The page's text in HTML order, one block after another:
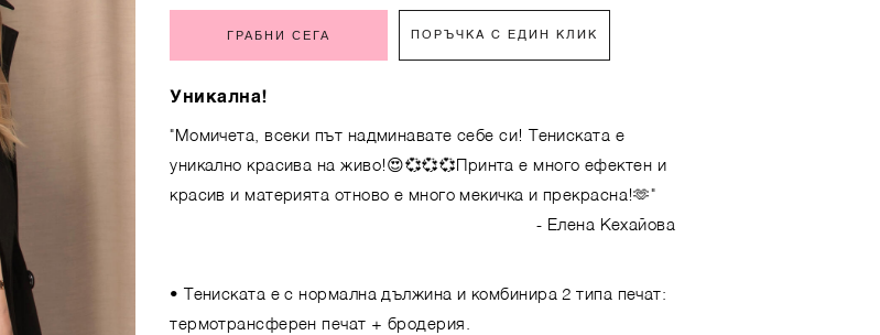
ГРАБНИ СЕГА ПОРЪЧКА С ЕДИН КЛИК
Уникална!
"Момичета, всеки път надминавате себе си! Тениската е
уникално красива на живо!😍💞💞💞Принта е много ефектен и
красив и материята отново е много мекичка и прекрасна!🫶"
- Елена Кехайова
• Тениската е с нормална дължина и комбинира 2 типа печат:
термотрансферен печат + бродерия.